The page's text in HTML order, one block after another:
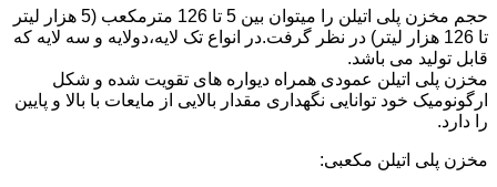
حجم مخزن پلی اتیلن را میتوان بین 5 تا 126 مترمکعب (5 هزار لیتر
تا 126 هزار لیتر) در نظر گرفت.در انواع تک لایه،دولایه و سه لایه که
قابل تولید می باشد.
مخزن پلی اتیلن عمودی همراه دیواره های تقویت شده و شکل
ارگونومیک خود توانایی نگهداری مقدار بالایی از مایعات با بالا و پایین
را دارد.
مخزن پلی اتیلن مکعبی: